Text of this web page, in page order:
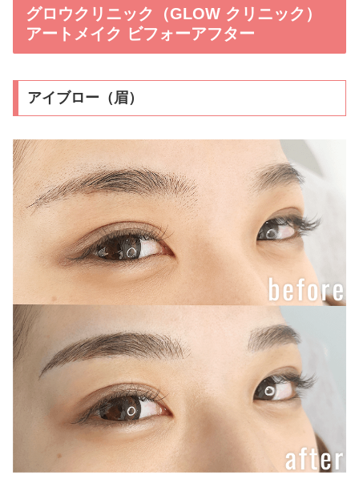
グロウクリニック（GLOW クリニック）
アートメイク ビフォーアフター
アイブロー（眉）